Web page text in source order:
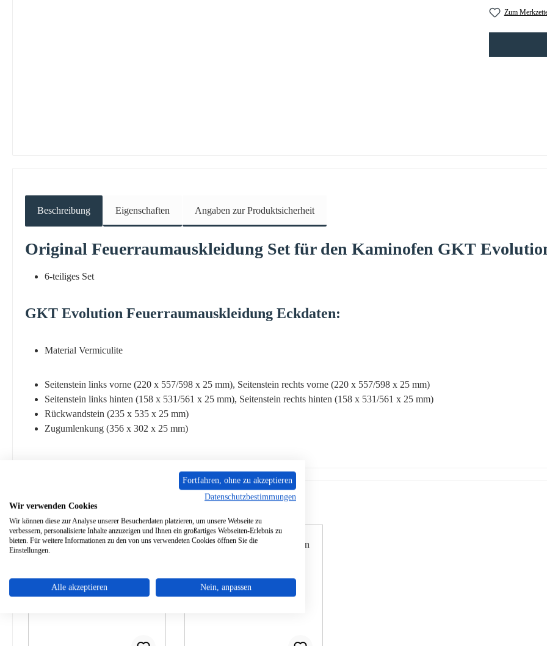
Zum
Beschreibung Eigenschaften Angaben zur Produktsicherheit
Original Feuerraumauskleidung Set für den Kaminofen GKT
6-teiliges Set
GKT Evolution Feuerraumauskleidung Eckdaten:
Material Vermiculite
Seitenstein links vorne (220 x 557/598 x 25 mm), Seitenstein rechts vorne (220 x 557/598 x 25 mm)
Seitenstein links hinten (158 x 531/561 x 25 mm), Seitenstein rechts hinten (158 x 531/561 x 25 mm)
Rückwandstein (235 x 535 x 25 mm)
Zugumlenkung (356 x 302 x 25 mm)
Produktgalerie überspringen
Nur 1 auf Lager!
Fortfahren, ohne zu akzeptieren
Datenschutzbestimmungen
Wir verwenden Cookies
Wir können diese zur Analyse unserer Besucherdaten platzieren, um unsere Webseite zu
verbessern, personalisierte Inhalte anzuzeigen und Ihnen ein großartiges Webseiten-Erlebnis zu
bieten. Für weitere Informationen zu den von uns verwendeten Cookies öffnen Sie die
Einstellungen.
Alle akzeptieren Nein, anpassen